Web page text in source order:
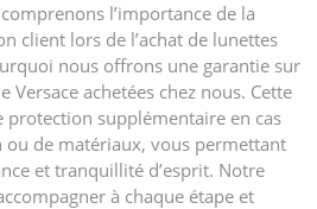
l’importance de la
client lors de l’achat de lunettes
nous offrons une garantie sur
Versace achetées chez nous. Cette
protection supplémentaire en cas
ou de matériaux, vous permettant
et tranquillité d’esprit. Notre
à chaque étape et